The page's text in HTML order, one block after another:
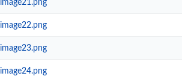
image21.png
image22.png
image23.png
image24.png